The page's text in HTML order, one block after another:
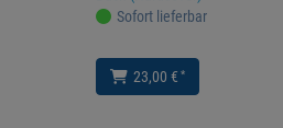
Sofort lieferbar
23,00 € *